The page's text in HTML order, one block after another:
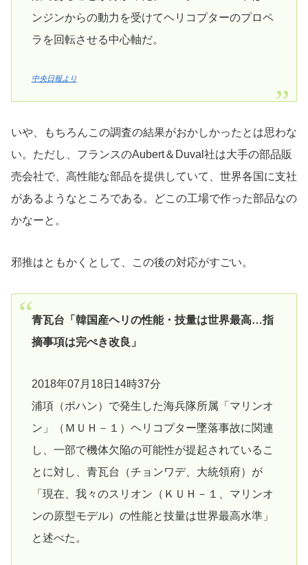
ンジンからの動力を受けてヘリコプターのプロペ
ラを回転させる中心軸だ。
中央日報より
いや、もちろんこの調査の結果がおかしかったとは思わな
い。ただし、フランスのAubert＆Duval社は大手の部品販
売会社で、高性能な部品を提供していて、世界各国に支社
があるようなところである。どこの工場で作った部品なの
かなーと。
邪推はともかくとして、この後の対応がすごい。
青瓦台「韓国産ヘリの性能・技量は世界最高…指
摘事項は完ぺき改良」
2018年07月18日14時37分
浦項（ポハン）で発生した海兵隊所属「マリンオ
ン」（ＭＵＨ－１）ヘリコプター墜落事故に関連
し、一部で機体欠陥の可能性が提起されているこ
とに対し、青瓦台（チョンワデ、大統領府）が
「現在、我々のスリオン（ＫＵＨ－１、マリンオ
ンの原型モデル）の性能と技量は世界最高水準」
と述べた。